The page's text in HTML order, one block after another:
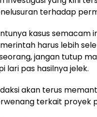
terhadap
kasus semacam
harus lebih
jangan tutup
lari pas hasilnya jelek.
akan terus
terkait proyek